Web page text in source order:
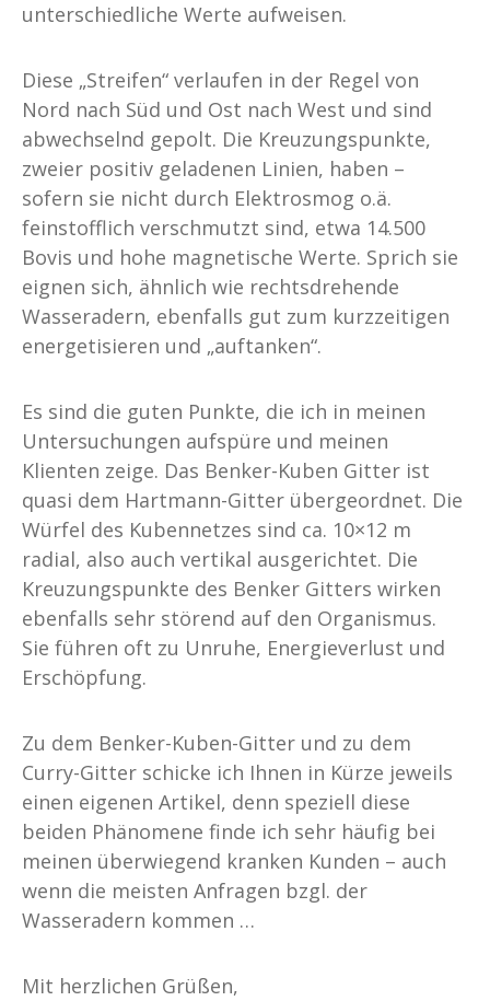
unterschiedliche Werte aufweisen.
Diese „Streifen“ verlaufen in der Regel von
Nord nach Süd und Ost nach West und sind
abwechselnd gepolt. Die Kreuzungspunkte,
zweier positiv geladenen Linien, haben –
sofern sie nicht durch Elektrosmog o.ä.
feinstofflich verschmutzt sind, etwa 14.500
Bovis und hohe magnetische Werte. Sprich sie
eignen sich, ähnlich wie rechtsdrehende
Wasseradern, ebenfalls gut zum kurzzeitigen
energetisieren und „auftanken“.
Es sind die guten Punkte, die ich in meinen
Untersuchungen aufspüre und meinen
Klienten zeige. Das Benker-Kuben Gitter ist
quasi dem Hartmann-Gitter übergeordnet. Die
Würfel des Kubennetzes sind ca. 10×12 m
radial, also auch vertikal ausgerichtet. Die
Kreuzungspunkte des Benker Gitters wirken
ebenfalls sehr störend auf den Organismus.
Sie führen oft zu Unruhe, Energieverlust und
Erschöpfung.
Zu dem Benker-Kuben-Gitter und zu dem
Curry-Gitter schicke ich Ihnen in Kürze jeweils
einen eigenen Artikel, denn speziell diese
beiden Phänomene finde ich sehr häufig bei
meinen überwiegend kranken Kunden – auch
wenn die meisten Anfragen bzgl. der
Wasseradern kommen …
Mit herzlichen Grüßen,